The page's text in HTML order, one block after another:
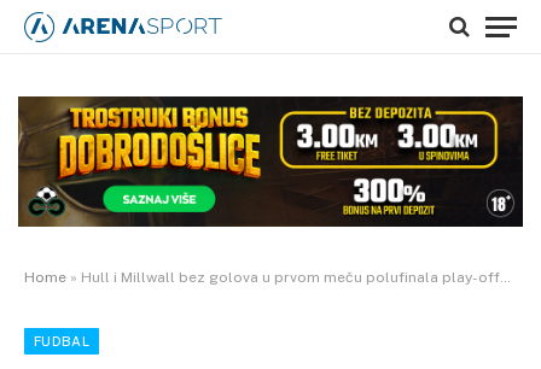
Home » Hull i Millwall bez golova u prvom meču polufinala play-offa za Premier League
FUDBAL